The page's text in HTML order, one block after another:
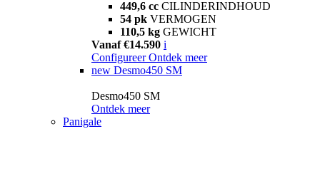
449,6 cc CILINDERINDHOUD
54 pk VERMOGEN
110,5 kg GEWICHT
Vanaf €14.590 i
Configureer Ontdek meer
new Desmo450 SM
Desmo450 SM
Ontdek meer
Panigale